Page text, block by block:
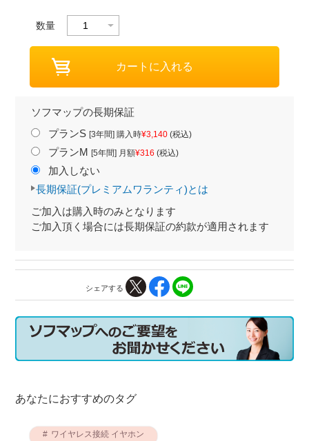
数量
ソフマップの長期保証
プランS [3年間] 購入時¥3,140(税込)
プランM [5年間] 月額¥316 (税込)
加入しない
長期保証(プレミアムワランティ)とは
ご加入は購入時のみとなります
ご加入頂く場合には長期保証の約款が適用されます
シェアする
あなたにおすすめのタグ
ワイヤレス接続 イヤホン